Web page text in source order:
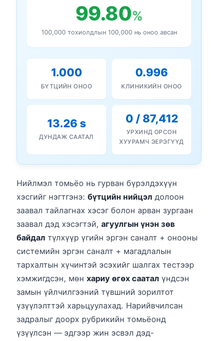
99.80%
100,000 тохиолдлын 100,000 нь оноо авсан
1.000
БҮТЦИЙН ОНОО
0.996
КЛИНИКИЙН ОНОО
13.26 s
ДУНДАЖ СААТАЛ
0 / 87,412
УРХИНД ОРСОН
ХУУРАМЧ ЭЕРЭГҮҮД
Нийлмэл томьёо нь гурван бүрэлдэхүүн
хэсгийг нэгтгэнэ: бүтцийн нийцэл долоон
заавал тайлагнах хэсэг болон арван зургаан
заавал дэд хэсэгтэй, агуулгын үнэн зөв
байдал түлхүүр үгийн эргэн саналт + онооны
системийн эргэн саналт + магадлалын
тархалтын хүчинтэй эсэхийг шалгах тестээр
хэмжигдсэн, мөн хариу өгөх саатал үндсэн
замын үйлчилгээний түвшний зорилтот
үзүүлэлттэй харьцуулахад. Нарийвчилсан
задралыг доорх рубрикийн томьёонд
үзүүлсэн — эдгээр жин эсвэл дэд-